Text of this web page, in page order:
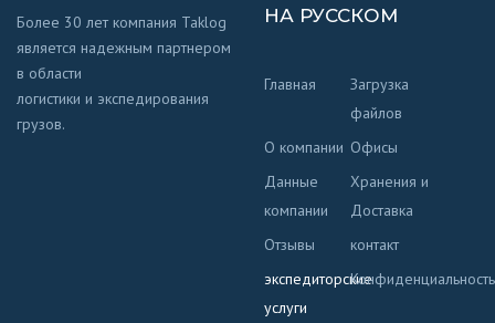
Более 30 лет компания Taklog
является надежным партнером
в области
логистики и экспедирования
грузов.
НА РУССКОМ
Главная
Загрузка
файлов
О компании Офисы
Данные
компании
Хранения и
Доставка
Отзывы
контакт
экспедиторские
услуги
Конфиденциальность